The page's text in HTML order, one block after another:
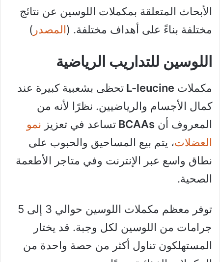
الأبحاث المتعلقة بمكملات اللوسين عن نتائج
مختلفة بناءً على أهداف مختلفة. (المصدر )
اللوسين للتداريب الرياضية
مكملات L-leucine تحظى بشعبية كبيرة عند
كمال الأجسام والرياضيين. نظرًا لأنه من
المعروف أن BCAAs تساعد في تعزيز نمو
العضلات، يتم بيع المساحيق والحبوب على
نطاق واسع عبر الإنترنت وفي متاجر الأطعمة
الصحية.
توفر معظم مكملات اللوسين حوالي 3 إلى 5
جرامات من اللوسين لكل وجبة. قد يختار
المستهلكون تناول أكثر من حصة واحدة من